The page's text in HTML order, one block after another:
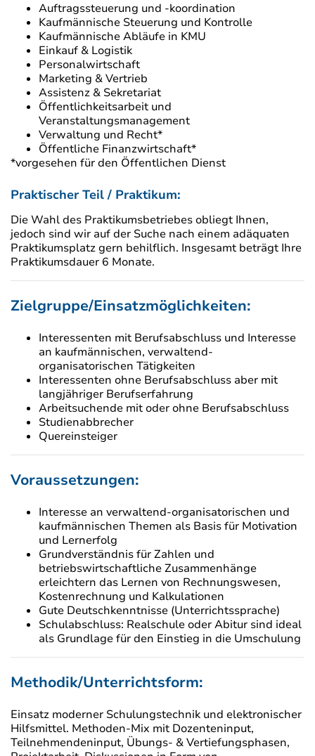
Auftragssteuerung und -koordination
Kaufmännische Steuerung und Kontrolle
Kaufmännische Abläufe in KMU
Einkauf & Logistik
Personalwirtschaft
Marketing & Vertrieb
Assistenz & Sekretariat
Öffentlichkeitsarbeit und
Veranstaltungsmanagement
Verwaltung und Recht*
Öffentliche Finanzwirtschaft*
*vorgesehen für den Öffentlichen Dienst
Praktischer Teil / Praktikum:
Die Wahl des Praktikumsbetriebes obliegt Ihnen,
jedoch sind wir auf der Suche nach einem adäquaten
Praktikumsplatz gern behilflich. Insgesamt beträgt Ihre
Praktikumsdauer 6 Monate.
Zielgruppe/Einsatzmöglichkeiten:
Interessenten mit Berufsabschluss und Interesse
an kaufmännischen, verwaltend-
organisatorischen Tätigkeiten
Interessenten ohne Berufsabschluss aber mit
langjähriger Berufserfahrung
Arbeitsuchende mit oder ohne Berufsabschluss
Studienabbrecher
Quereinsteiger
Voraussetzungen:
Interesse an verwaltend-organisatorischen und
kaufmännischen Themen als Basis für Motivation
und Lernerfolg
Grundverständnis für Zahlen und
betriebswirtschaftliche Zusammenhänge
erleichtern das Lernen von Rechnungswesen,
Kostenrechnung und Kalkulationen
Gute Deutschkenntnisse (Unterrichtssprache)
Schulabschluss: Realschule oder Abitur sind ideal
als Grundlage für den Einstieg in die Umschulung
Methodik/Unterrichtsform:
Einsatz moderner Schulungstechnik und elektronischer
Hilfsmittel. Methoden-Mix mit Dozenteninput,
Teilnehmendeninput, Übungs- & Vertiefungsphasen,